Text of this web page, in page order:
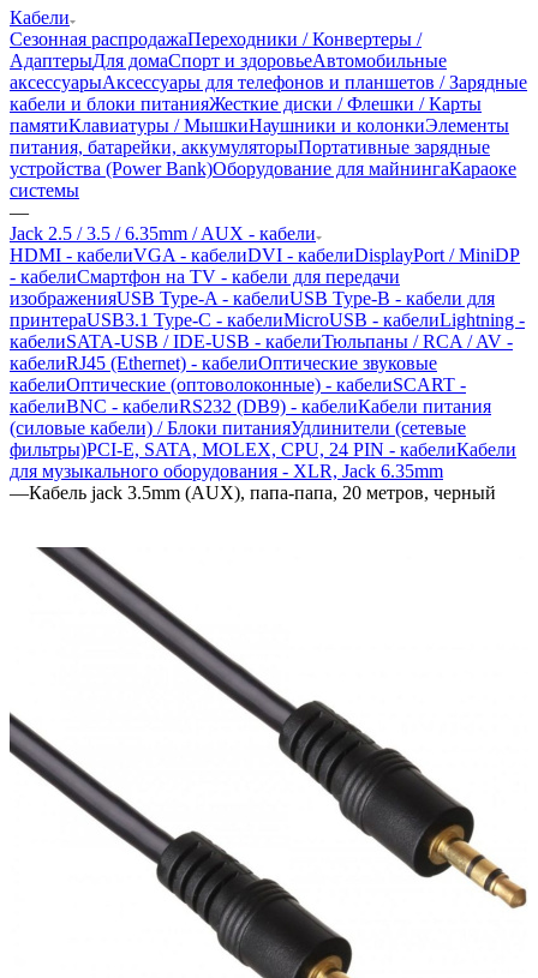
Кабели
Сезонная распродажаПереходники / Конвертеры /
АдаптерыДля домаСпорт и здоровьеАвтомобильные
аксессуарыАксессуары для телефонов и планшетов / Зарядные
кабели и блоки питанияЖесткие диски / Флешки / Карты
памятиКлавиатуры / МышкиНаушники и колонкиЭлементы
питания, батарейки, аккумуляторыПортативные зарядные
устройства (Power Bank)Оборудование для майнингаКараоке
системы
—
Jack 2.5 / 3.5 / 6.35mm / AUX - кабели
HDMI - кабелиVGA - кабелиDVI - кабелиDisplayPort / MiniDP
- кабелиСмартфон на TV - кабели для передачи
изображенияUSB Type-A - кабелиUSB Type-B - кабели для
принтераUSB3.1 Type-C - кабелиMicroUSB - кабелиLightning -
кабелиSATA-USB / IDE-USB - кабелиТюльпаны / RCA / AV -
кабелиRJ45 (Ethernet) - кабелиОптические звуковые
кабелиОптические (оптоволоконные) - кабелиSCART -
кабелиBNC - кабелиRS232 (DB9) - кабелиКабели питания
(силовые кабели) / Блоки питанияУдлинители (сетевые
фильтры)PCI-E, SATA, MOLEX, CPU, 24 PIN - кабелиКабели
для музыкального оборудования - XLR, Jack 6.35mm
—Кабель jack 3.5mm (AUX), папа-папа, 20 метров, черный